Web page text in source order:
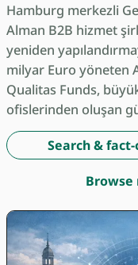
Hamburg merkezli
Alman B2B hizmet
yeniden
milyar Euro yöneten
Qualitas Funds,
ofislerinden oluşan
Search &
Browse